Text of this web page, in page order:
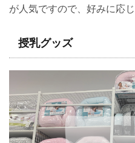
が人気ですので、好みに応
授乳グッズ